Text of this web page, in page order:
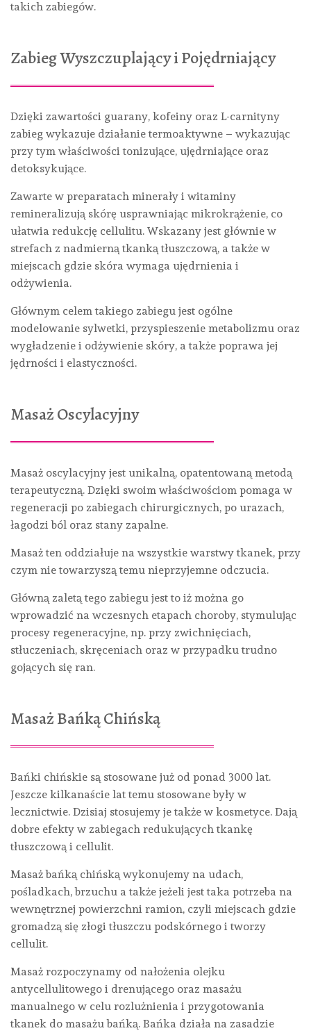
takich zabiegów.
Zabieg Wyszczuplający i Pojędrniający
Dzięki zawartości guarany, kofeiny oraz L-carnityny
zabieg wykazuje działanie termoaktywne – wykazując
przy tym właściwości tonizujące, ujędrniające oraz
detoksykujące.
Zawarte w preparatach minerały i witaminy
remineralizują skórę usprawniając mikrokrążenie, co
ułatwia redukcję cellulitu. Wskazany jest głównie w
strefach z nadmierną tkanką tłuszczową, a także w
miejscach gdzie skóra wymaga ujędrnienia i
odżywienia.
Głównym celem takiego zabiegu jest ogólne
modelowanie sylwetki, przyspieszenie metabolizmu oraz
wygładzenie i odżywienie skóry, a także poprawa jej
jędrności i elastyczności.
Masaż Oscylacyjny
Masaż oscylacyjny jest unikalną, opatentowaną metodą
terapeutyczną. Dzięki swoim właściwościom pomaga w
regeneracji po zabiegach chirurgicznych, po urazach,
łagodzi ból oraz stany zapalne.
Masaż ten oddziałuje na wszystkie warstwy tkanek, przy
czym nie towarzyszą temu nieprzyjemne odczucia.
Główną zaletą tego zabiegu jest to iż można go
wprowadzić na wczesnych etapach choroby, stymulując
procesy regeneracyjne, np. przy zwichnięciach,
stłuczeniach, skręceniach oraz w przypadku trudno
gojących się ran.
Masaż Bańką Chińską
Bańki chińskie są stosowane już od ponad 3000 lat.
Jeszcze kilkanaście lat temu stosowane były w
lecznictwie. Dzisiaj stosujemy je także w kosmetyce. Dają
dobre efekty w zabiegach redukujących tkankę
tłuszczową i cellulit.
Masaż bańką chińską wykonujemy na udach,
pośladkach, brzuchu a także jeżeli jest taka potrzeba na
wewnętrznej powierzchni ramion, czyli miejscach gdzie
gromadzą się złogi tłuszczu podskórnego i tworzy
cellulit.
Masaż rozpoczynamy od nałożenia olejku
antycellulitowego i drenującego oraz masażu
manualnego w celu rozlużnienia i przygotowania
tkanek do masażu bańką. Bańka działa na zasadzie